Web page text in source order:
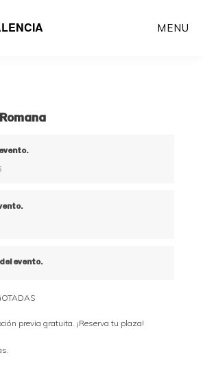
MENU
evento:
previa gratuita. ¡Reserva tu plaza!